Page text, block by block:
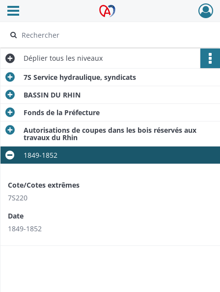
Archives Alsace - Colmar
Ouvrir le menu déroulant
Déplier tous les niveaux
7S Service hydraulique, syndicats
BASSIN DU RHIN
Fonds de la Préfecture
Autorisations de coupes dans les bois réservés aux
travaux du Rhin
1849-1852
Cote/Cotes extrêmes
7S220
Date
1849-1852